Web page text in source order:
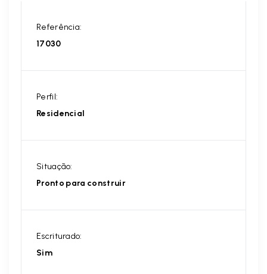
Referência:
17030
Perfil:
Residencial
Situação:
Pronto para construir
Escriturado:
Sim